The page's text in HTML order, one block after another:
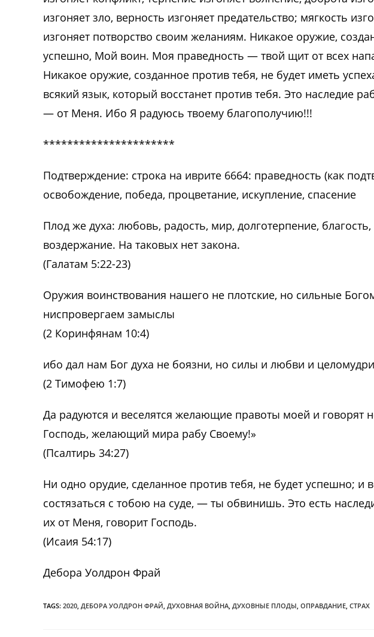
изгоняет зло, верность изгоняет предательство; мягкость
изгоняет потворство своим желаниям. Никакое оружие,
успешно, Мой воин. Моя праведность — твой щит от всех
Никакое оружие, созданное против тебя, не будет иметь
всякий язык, который восстанет против тебя. Это наследие
— от Меня. Ибо Я радуюсь твоему благополучию!!!
**********************
Подтверждение: строка на иврите 6664: праведность (как
освобождение, победа, процветание, искупление, спасение
Плод же духа: любовь, радость, мир, долготерпение,
воздержание. На таковых нет закона.
(Галатам 5:22-23)
Оружия воинствования нашего не плотские, но сильные
ниспровергаем замыслы
(2 Коринфянам 10:4)
ибо дал нам Бог духа не боязни, но силы и любви и
(2 Тимофею 1:7)
Да радуются и веселятся желающие правоты моей и говорят
Господь, желающий мира рабу Своему!»
(Псалтирь 34:27)
Ни одно орудие, сделанное против тебя, не будет успешно; и
состязаться с тобою на суде, — ты обвинишь. Это есть
их от Меня, говорит Господь.
(Исаия 54:17)
Дебора Уолдрон Фрай
TAGS: 2020, ДЕБОРА УОЛДРОН ФРАЙ, ДУХОВНАЯ ВОЙНА, ДУХОВНЫЕ ПЛОДЫ, ОПРАВДАНИЕ, СТРАХ